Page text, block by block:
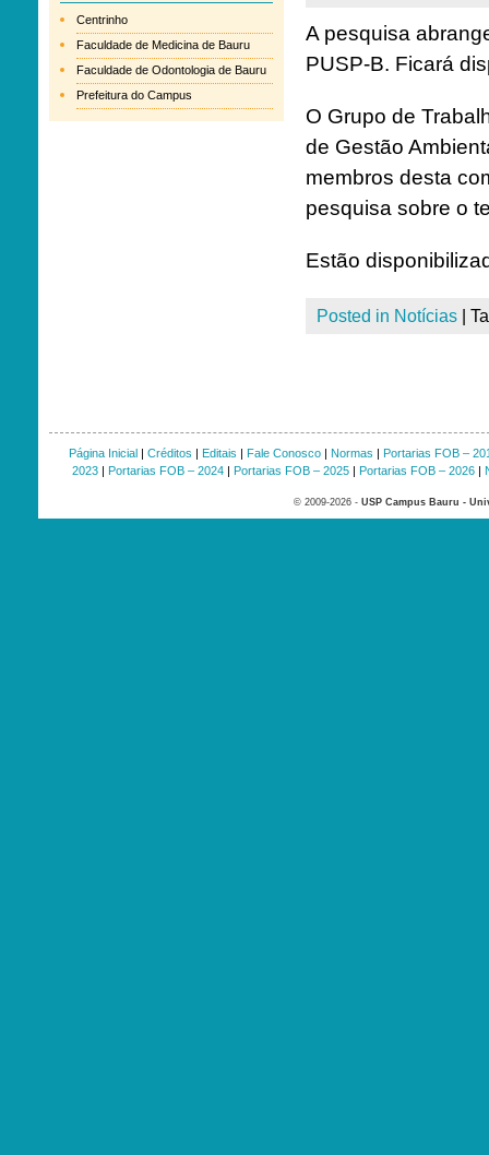
Centrinho
Faculdade de Medicina de Bauru
Faculdade de Odontologia de Bauru
Prefeitura do Campus
A pesquisa
PUSP-B. Ficará
O Grupo de
de Gestão
membros desta
pesquisa sobre o
Estão
Posted in Notícias
Página Inicial| Créditos | Editais | Fale Conosco| Normas | Portarias FOB –
2023| Portarias FOB – 2024| Portarias FOB – 2025| Portarias FOB – 2026|
© 2009-2026 - USP Campus Bauru -